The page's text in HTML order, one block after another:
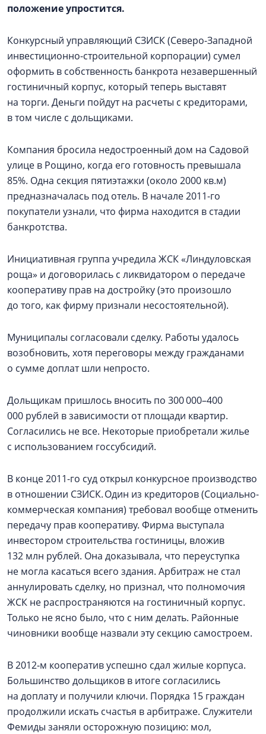
положение упростится.
Конкурсный управляющий СЗИСК (Северо-Западной
инвестиционно-строительной корпорации) сумел
оформить в собственность банкрота незавершенный
гостиничный корпус, который теперь выставят
на торги. Деньги пойдут на расчеты с кредиторами,
в том числе с дольщиками.
Компания бросила недостроенный дом на Садовой
улице в Рощино, когда его готовность превышала
85%. Одна секция пятиэтажки (около 2000 кв.м)
предназначалась под отель. В начале 2011-го
покупатели узнали, что фирма находится в стадии
банкротства.
Инициативная группа учредила ЖСК «Линдуловская
роща» и договорилась с ликвидатором о передаче
кооперативу прав на достройку (это произошло
до того, как фирму признали несостоятельной).
Муниципалы согласовали сделку. Работы удалось
возобновить, хотя переговоры между гражданами
о сумме доплат шли непросто.
Дольщикам пришлось вносить по 300 000–400
000 рублей в зависимости от площади квартир.
Согласились не все. Некоторые приобретали жилье
с использованием госсубсидий.
В конце 2011-го суд открыл конкурсное производство
в отношении СЗИСК. Один из кредиторов (Социально-
коммерческая компания) требовал вообще отменить
передачу прав кооперативу. Фирма выступала
инвестором строительства гостиницы, вложив
132 млн рублей. Она доказывала, что переуступка
не могла касаться всего здания. Арбитраж не стал
аннулировать сделку, но признал, что полномочия
ЖСК не распространяются на гостиничный корпус.
Только не ясно было, что с ним делать. Районные
чиновники вообще назвали эту секцию самостроем.
В 2012‑м кооператив успешно сдал жилые корпуса.
Большинство дольщиков в итоге согласились
на доплату и получили ключи. Порядка 15 граждан
продолжили искать счастья в арбитраже. Служители
Фемиды заняли осторожную позицию: мол,